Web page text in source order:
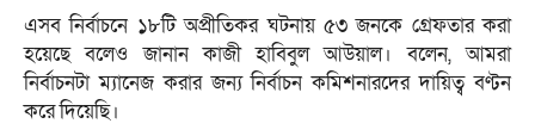
এসব নির্বাচনে ১৮টি অপ্রীতিকর ঘটনায় ৫৩ জনকে গ্রেফতার করা
হয়েছে বলেও জানান কাজী হাবিবুল আউয়াল। বলেন, আমরা
নির্বাচনটা ম্যানেজ করার জন্য নির্বাচন কমিশনারদের দায়িত্ব বণ্টন
করে দিয়েছি।